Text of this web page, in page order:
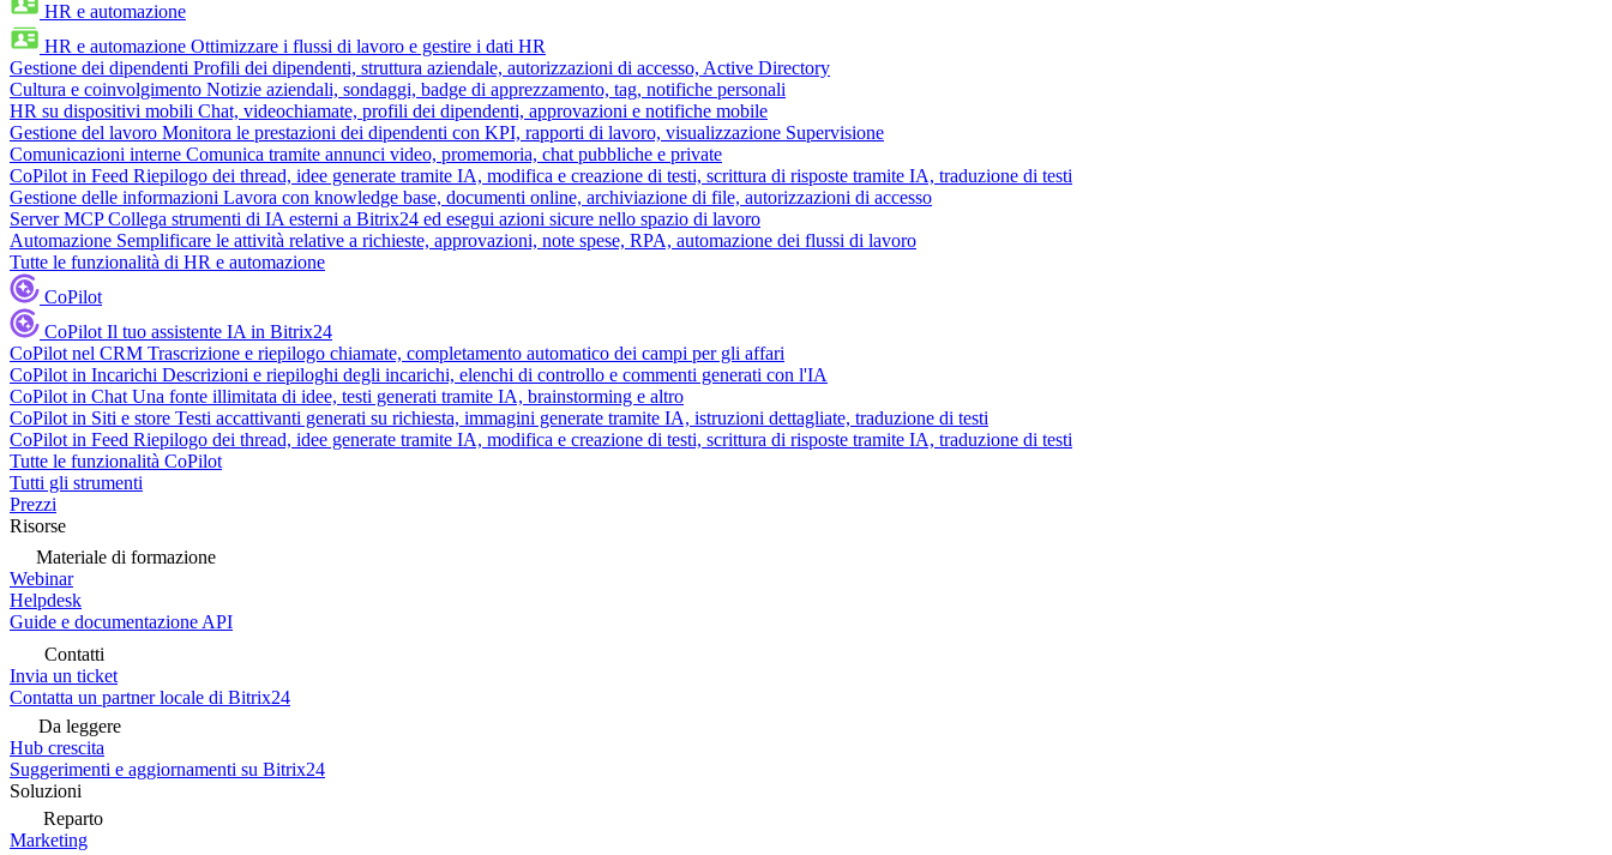
HR e automazione
HR e automazione Ottimizzare i flussi di lavoro e gestire i dati HR
Gestione dei dipendenti Profili dei dipendenti, struttura aziendale, autorizzazioni di accesso, Active Directory
Cultura e coinvolgimento Notizie aziendali, sondaggi, badge di apprezzamento, tag, notifiche personali
HR su dispositivi mobili Chat, videochiamate, profili dei dipendenti, approvazioni e notifiche mobile
Gestione del lavoro Monitora le prestazioni dei dipendenti con KPI, rapporti di lavoro, visualizzazione Supervisione
Comunicazioni interne Comunica tramite annunci video, promemoria, chat pubbliche e private
CoPilot in Feed Riepilogo dei thread, idee generate tramite IA, modifica e creazione di testi, scrittura di risposte tramite IA, traduzione di testi
Gestione delle informazioni Lavora con knowledge base, documenti online, archiviazione di file, autorizzazioni di accesso
Server MCP Collega strumenti di IA esterni a Bitrix24 ed esegui azioni sicure nello spazio di lavoro
Automazione Semplificare le attività relative a richieste, approvazioni, note spese, RPA, automazione dei flussi di lavoro
Tutte le funzionalità di HR e automazione
CoPilot
CoPilot Il tuo assistente IA in Bitrix24
CoPilot nel CRM Trascrizione e riepilogo chiamate, completamento automatico dei campi per gli affari
CoPilot in Incarichi Descrizioni e riepiloghi degli incarichi, elenchi di controllo e commenti generati con l'IA
CoPilot in Chat Una fonte illimitata di idee, testi generati tramite IA, brainstorming e altro
CoPilot in Siti e store Testi accattivanti generati su richiesta, immagini generate tramite IA, istruzioni dettagliate, traduzione di testi
CoPilot in Feed Riepilogo dei thread, idee generate tramite IA, modifica e creazione di testi, scrittura di risposte tramite IA, traduzione di testi
Tutte le funzionalità CoPilot
Tutti gli strumenti
Prezzi
Risorse
Materiale di formazione
Webinar
Helpdesk
Guide e documentazione API
Contatti
Invia un ticket
Contatta un partner locale di Bitrix24
Da leggere
Hub crescita
Suggerimenti e aggiornamenti su Bitrix24
Soluzioni
Reparto
Marketing